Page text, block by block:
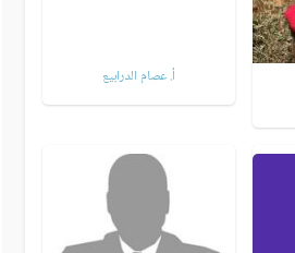
أ. عصام الدرابيع